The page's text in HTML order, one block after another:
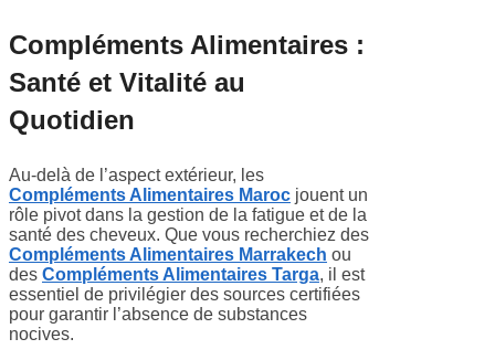
Compléments Alimentaires :
Santé et Vitalité au
Quotidien
Au-delà de l’aspect extérieur, les
Compléments Alimentaires Maroc jouent un
rôle pivot dans la gestion de la fatigue et de la
santé des cheveux. Que vous recherchiez des
Compléments Alimentaires Marrakech ou
des Compléments Alimentaires Targa, il est
essentiel de privilégier des sources certifiées
pour garantir l’absence de substances
nocives.